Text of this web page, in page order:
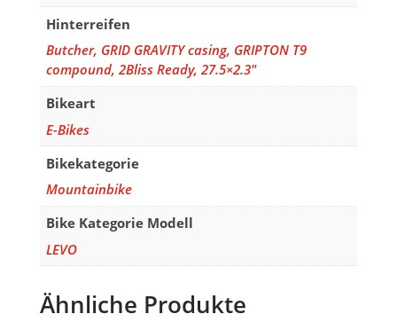
Hinterreifen
Butcher, GRID GRAVITY casing, GRIPTON T9
compound, 2Bliss Ready, 27.5×2.3"
Bikeart
E-Bikes
Bikekategorie
Mountainbike
Bike Kategorie Modell
LEVO
Ähnliche Produkte